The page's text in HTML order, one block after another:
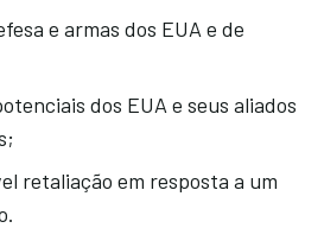
e armas dos EUA e de
dos EUA e seus aliados
retaliação em resposta a um